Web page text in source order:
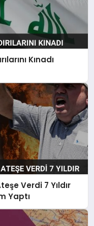
Kınadı
Verdi 7 Yıldır
Yaptı